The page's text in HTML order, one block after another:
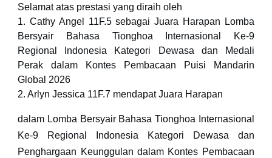
Selamat atas prestasi yang diraih oleh
1. Cathy Angel 11F.5 sebagai Juara Harapan Lomba
Bersyair Bahasa Tionghoa Internasional Ke-9
Regional Indonesia Kategori Dewasa dan Medali
Perak dalam Kontes Pembacaan Puisi Mandarin
Global 2026
2. Arlyn Jessica 11F.7 mendapat Juara Harapan
dalam Lomba Bersyair Bahasa Tionghoa Internasional
Ke-9 Regional Indonesia Kategori Dewasa dan
Penghargaan Keunggulan dalam Kontes Pembacaan